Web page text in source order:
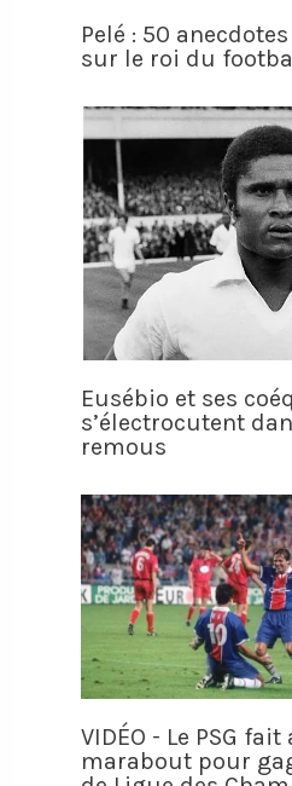
Pelé : 50
sur le roi du
Eusébio et ses
s’électrocutent
remous
VIDÉO - Le PSG
marabout pour